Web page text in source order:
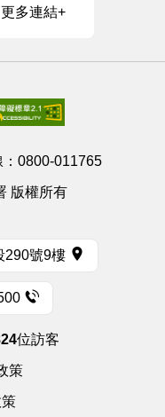
更多連結+
0800-011765
版權所有
290號9樓
位訪客
策